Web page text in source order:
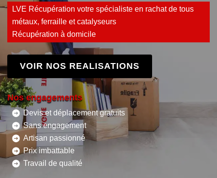
LVE Récupération votre spécialiste en rachat de tous
métaux, ferraille et catalyseurs
Récupération à domicile
VOIR NOS REALISATIONS
Nos engagements
Devis et déplacement gratuits
Sans engagement
Artisan passionné
Prix imbattable
Travail de qualité